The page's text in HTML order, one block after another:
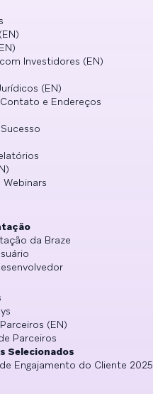
Investidores (EN)
(EN)
e Endereços
da Braze
(EN)
Parceiros
Selecionados
Engajamento do Cliente 2025